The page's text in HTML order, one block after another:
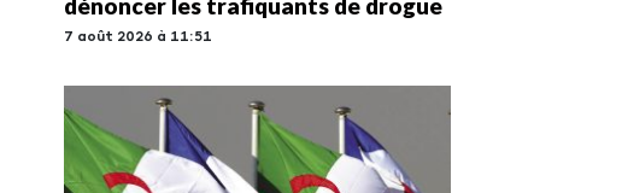
7 août 2026 à 11:51